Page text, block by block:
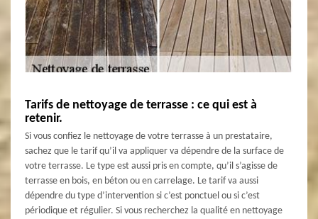
Tarifs de nettoyage de terrasse : ce qui est à
retenir.
Si vous confiez le nettoyage de votre terrasse à un prestataire,
sachez que le tarif qu’il va appliquer va dépendre de la surface de
votre terrasse. Le type est aussi pris en compte, qu’il s’agisse de
terrasse en bois, en béton ou en carrelage. Le tarif va aussi
dépendre du type d’intervention si c’est ponctuel ou si c’est
périodique et régulier. Si vous recherchez la qualité en nettoyage